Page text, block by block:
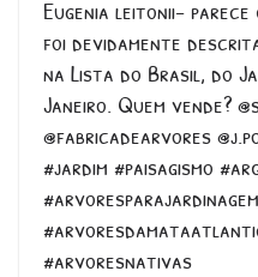
Eugenia leitonii- parece
foi devidamente
na Lista do Brasil, do
Janeiro. Quem vende?
@fabricadearvores
#jardim #paisagismo
#arvoresnativas